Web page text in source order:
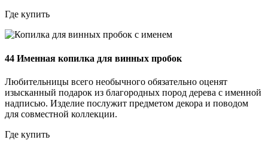
Где купить
44 Именная копилка для винных пробок
Любительницы всего необычного обязательно оценят
изысканный подарок из благородных пород дерева с именной
надписью. Изделие послужит предметом декора и поводом
для совместной коллекции.
Где купить